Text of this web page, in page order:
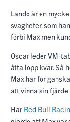
Lando är en
svagheter, som
förbi Max men
Oscar leder VM-
åtta lopp kvar. Så
Max har för
att vinna sin fjärde
Har Red Bull